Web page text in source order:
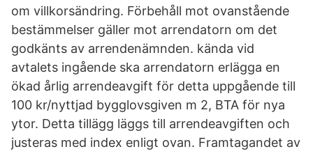
om villkors­ändring. Förbehåll mot ovanstående
bestämmelser gäller mot arrendatorn om det
godkänts av arrendenämnden. kända vid
avtalets ingående ska arrendatorn erlägga en
ökad årlig arrendeavgift för detta uppgående till
100 kr/nyttjad bygglovsgiven m 2, BTA för nya
ytor. Detta tillägg läggs till arrendeavgiften och
justeras med index enligt ovan. Framtagandet av